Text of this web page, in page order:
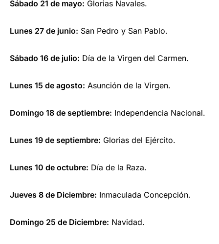
Sábado 21 de mayo: Glorias Navales.
Lunes 27 de junio: San Pedro y San Pablo.
Sábado 16 de julio: Día de la Virgen del Carmen.
Lunes 15 de agosto: Asunción de la Virgen.
Domingo 18 de septiembre: Independencia Nacional.
Lunes 19 de septiembre: Glorias del Ejército.
Lunes 10 de octubre: Día de la Raza.
Jueves 8 de Diciembre: Inmaculada Concepción.
Domingo 25 de Diciembre: Navidad.